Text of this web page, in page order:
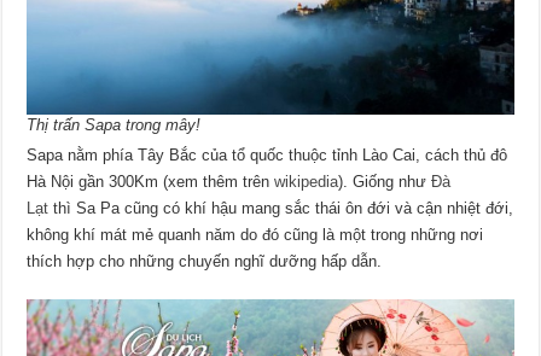
Thị trấn Sapa trong mây!
Sapa nằm phía Tây Bắc của tổ quốc thuộc tỉnh Lào Cai, cách thủ đô
Hà Nội gần 300Km (xem thêm trênwikipedia). Giống nhưĐà
Lạt thì Sa Pa cũng có khí hậu mang sắc thái ôn đới và cận nhiệt đới,
không khí mát mẻ quanh năm do đó cũng là một trong những nơi
thích hợp cho những chuyến nghĩ dưỡng hấp dẫn.